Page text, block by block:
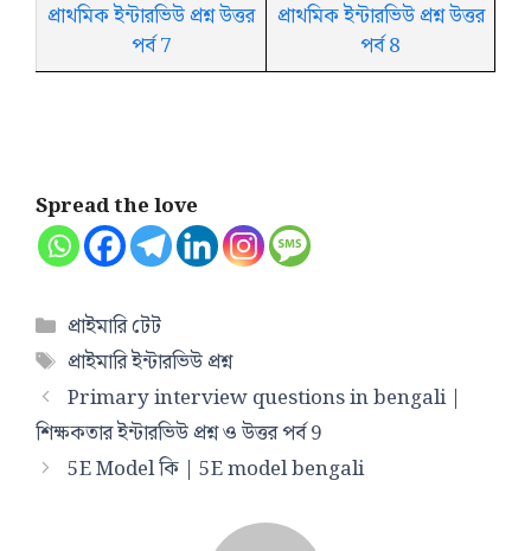
প্রাথমিক ইন্টারভিউ প্রশ্ন উত্তর
পর্ব 7
প্রাথমিক ইন্টারভিউ প্রশ্ন উত্তর
পর্ব 8
Spread the love
Categories
প্রাইমারি টেট
Tags
প্রাইমারি ইন্টারভিউ প্রশ্ন
Primary interview questions in bengali |
শিক্ষকতার ইন্টারভিউ প্রশ্ন ও উত্তর পর্ব 9
5E Model কি | 5E model bengali